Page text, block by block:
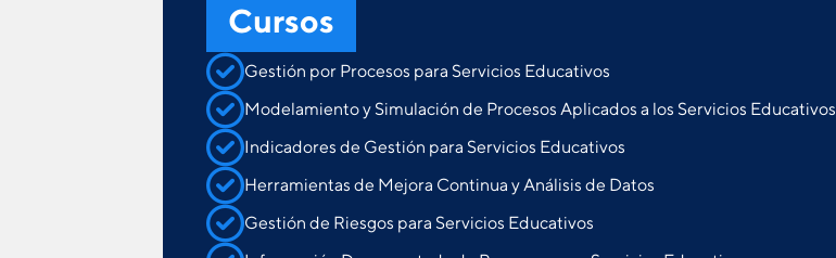
Cursos
Gestión por Procesos para Servicios Educativos
Modelamiento y Simulación de Procesos Aplicados a los Servicios Educativos
Indicadores de Gestión para Servicios Educativos
Herramientas de Mejora Continua y Análisis de Datos
Gestión de Riesgos para Servicios Educativos